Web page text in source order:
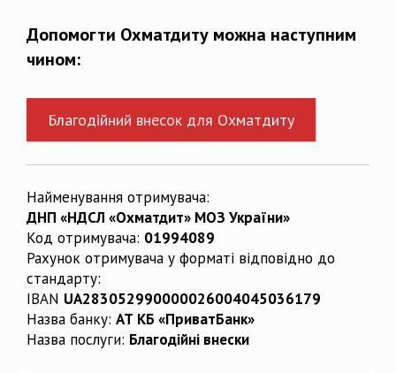
Допомогти Охматдиту можна наступним
чином:
Благодійний внесок для Охматдиту
Найменування отримувача:
ДНП «НДСЛ «Охматдит» МОЗ України»
Код отримувача: 01994089
Рахунок отримувача у форматі відповідно до
стандарту:
IBAN UA283052990000026004045036179
Назва банку: АТ КБ «ПриватБанк»
Назва послуги: Благодійні внески